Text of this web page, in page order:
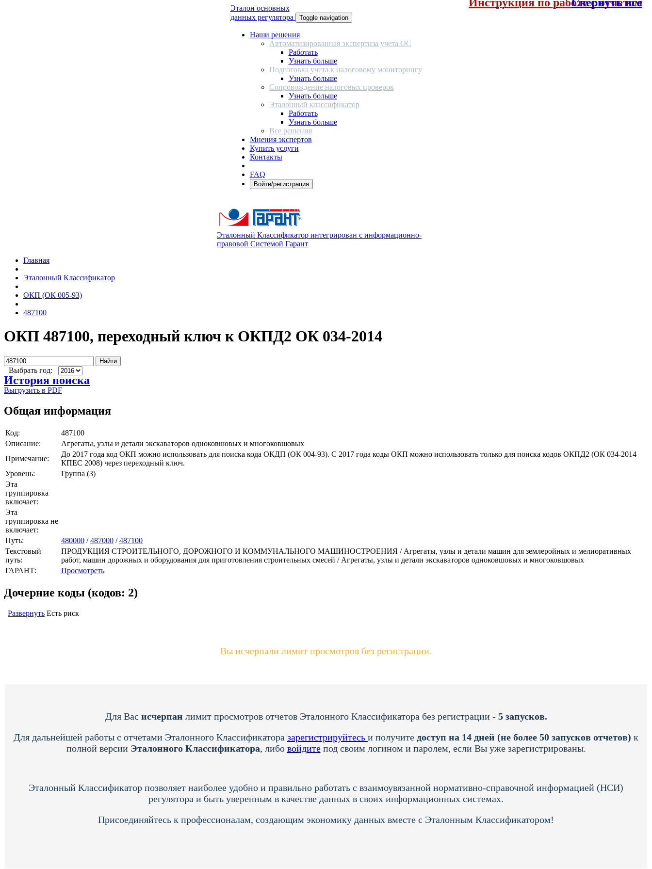
Эталон основных
данных регулятора
Toggle navigation
Наши решения
Автоматизированная экспертиза учета ОС
Работать
Узнать больше
Подготовка учета к налоговому мониторингу
Узнать больше
Сопровождение налоговых проверок
Узнать больше
Эталонный классификатор
Работать
Узнать больше
Все решения
Мнения экспертов
Купить услуги
Контакты
FAQ
Войти/регистрация
Эталонный Классификатор интегрирован с информационно-
правовой Системой Гарант
Главная
Эталонный Классификатор
ОКП (ОК 005-93)
487100
ОКП 487100, переходный ключ к ОКПД2 ОК 034-2014
Найти
Выбрать год:
История поиска
Выгрузить в PDF
Общая информация
Код:
487100
Описание:
Агрегаты, узлы и детали экскаваторов одноковшовых и многоковшовых
Примечание:
До 2017 года код ОКП можно использовать для поиска кода ОКДП (ОК 004-93). C 2017 года коды ОКП можно использовать только для поиска кодов ОКПД2 (ОК 034-2014
КПЕС 2008) через переходный ключ.
Уровень:
Группа (3)
Эта
группировка
включает:
Эта
группировка не
включает:
Путь:
480000 /487000 /487100
Текстовый
путь:
ПРОДУКЦИЯ СТРОИТЕЛЬНОГО, ДОРОЖНОГО И КОММУНАЛЬНОГО МАШИНОСТРОЕНИЯ / Агрегаты, узлы и детали машин для землеройных и мелиоративных
работ, машин дорожных и оборудования для приготовления строительных смесей / Агрегаты, узлы и детали экскаваторов одноковшовых и многоковшовых
ГАРАНТ:
Просмотреть
Дочерние коды (кодов: 2)
Развернуть Есть риск
Вы исчерпали лимит просмотров без регистрации.
Для Вас исчерпан лимит просмотров отчетов Эталонного Классификатора без регистрации - 5 запусков.
Для дальнейшей работы с отчетами Эталонного Классификатора зарегистрируйтесь и получите доступ на 14 дней (не более 50 запусков отчетов) к
полной версии Эталонного Классификатора, либо войдитепод своим логином и паролем, если Вы уже зарегистрированы.
Эталонный Классификатор позволяет наиболее удобно и правильно работать с взаимоувязанной нормативно-справочной информацией (НСИ)
регулятора и быть уверенным в качестве данных в своих информационных системах.
Присоединяйтесь к профессионалам, создающим экономику данных вместе с Эталонным Классификатором!